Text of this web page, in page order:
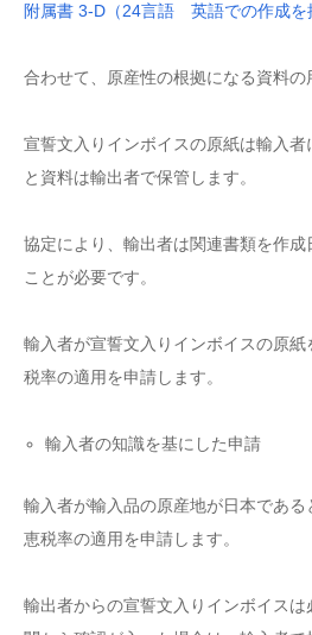
附属書 3-D（24言語 英語での作成を
合わせて、原産性の根拠になる資料の
宣誓文入りインボイスの原紙は輸入
と資料は輸出者で保管します。
協定により、輸出者は関連書類を作
ことが必要です。
輸入者が宣誓文入りインボイスの原
税率の適用を申請します。
輸入者の知識を基にした申請
輸入者が輸入品の原産地が日本であ
恵税率の適用を申請します。
輸出者からの宣誓文入りインボイス